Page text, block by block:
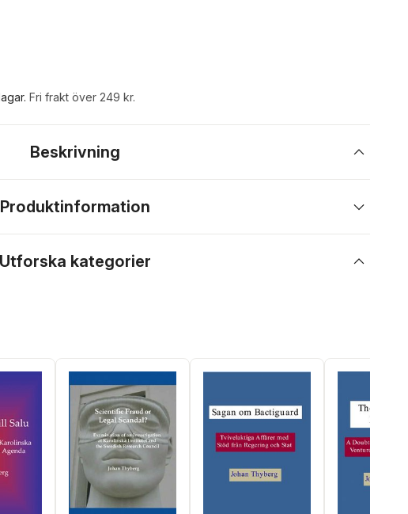
. Fri frakt över 249 kr.
Beskrivning
Produktinformation
Utforska kategorier